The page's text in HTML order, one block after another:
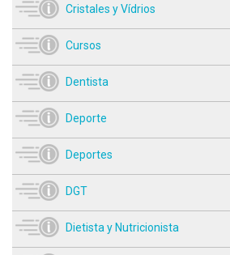
Cristales y Vídrios
Cursos
Dentista
Deporte
Deportes
DGT
Dietista y Nutricionista